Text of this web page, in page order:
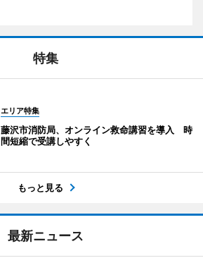
特集
エリア特集
藤沢市消防局、オンライン救命講習を導入 時
間短縮で受講しやすく
もっと見る
最新ニュース